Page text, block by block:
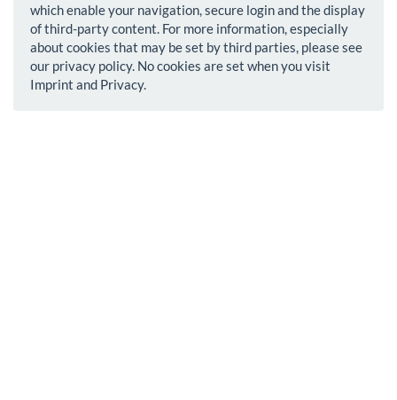
which enable your navigation, secure login and the display
of third-party content. For more information, especially
about cookies that may be set by third parties, please see
our privacy policy. No cookies are set when you visit
Imprint and Privacy.